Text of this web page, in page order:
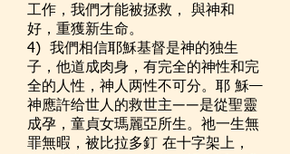
工作，我們才能被拯救， 與神和
好，重獲新生命。
4) 我們相信耶穌基督是神的独生
子，他道成肉身，有完全的神性和完
全的人性，神人两性不可分。耶 穌—
神應許给世人的救世主――是從聖靈
成孕，童貞女瑪麗亞所生。祂一生無
罪無暇，被比拉多釘 在十字架上，